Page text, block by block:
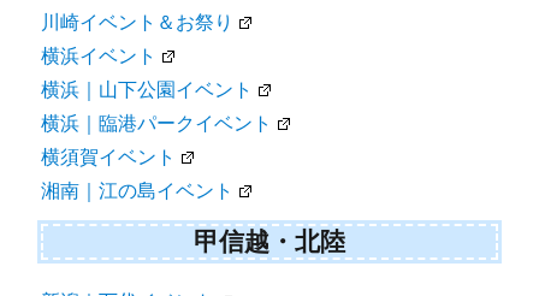
川崎イベント＆お祭り
横浜イベント
横浜｜山下公園イベント
横浜｜臨港パークイベント
横須賀イベント
湘南｜江の島イベント
甲信越・北陸